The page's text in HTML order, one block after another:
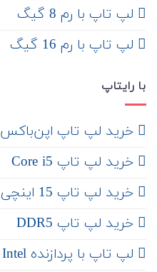
لپ تاپ با رم 8 گیگ
لپ تاپ با رم 16 گیگ
با رایتاپ
‌ خرید لپ تاپ اپن‌باکس
خرید لپ تاپ Core i5
‌‌ خرید لپ تاپ 15 اینچی
خرید لپ تاپ DDR5
لپ تاپ با پردازنده Intel